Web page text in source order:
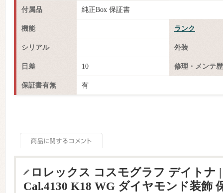
付属品 純正Box 保証書
機能 ランク
シリアル 外装
日差 10 修理・メンテ歴
保証書有無 有
ロレックス コスモグラフ デイトナ |
Cal.4130 K18 WG ダイヤモンド装飾